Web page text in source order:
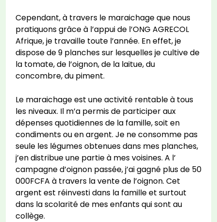
Cependant, à travers le maraichage que nous
pratiquons grâce à l’appui de l’ONG AGRECOL
Afrique, je travaille toute l’année. En effet, je
dispose de 9 planches sur lesquelles je cultive de
la tomate, de l’oignon, de la laitue, du
concombre, du piment.
Le maraichage est une activité rentable à tous
les niveaux. Il m’a permis de participer aux
dépenses quotidiennes de la famille, soit en
condiments ou en argent. Je ne consomme pas
seule les légumes obtenues dans mes planches,
j’en distribue une partie à mes voisines. A l’
campagne d’oignon passée, j’ai gagné plus de 50
000FCFA à travers la vente de l’oignon. Cet
argent est réinvesti dans la famille et surtout
dans la scolarité de mes enfants qui sont au
collège.